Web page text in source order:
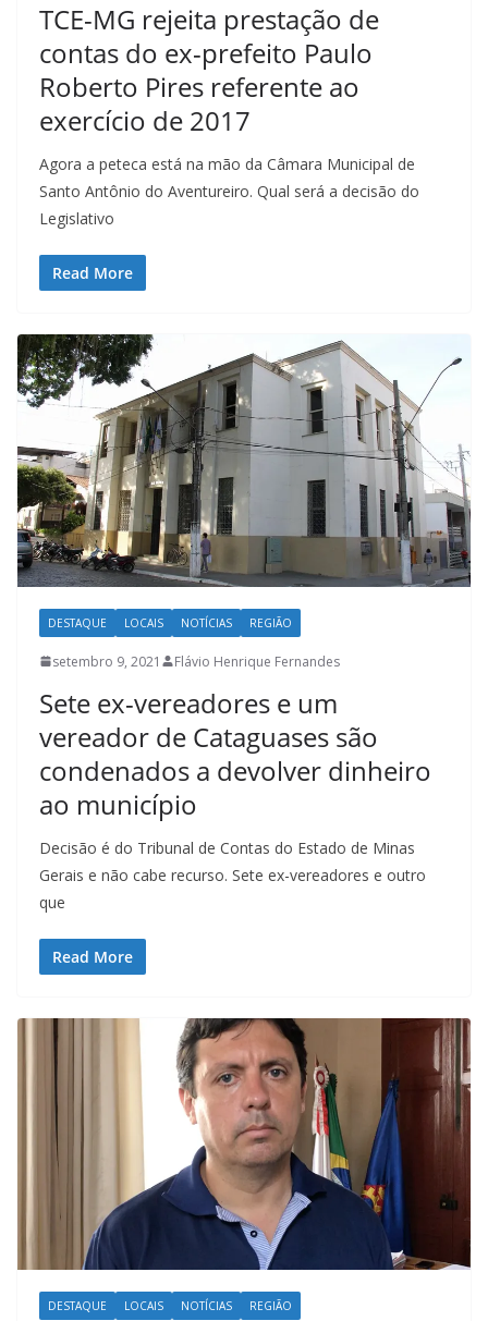
TCE-MG rejeita prestação de
contas do ex-prefeito Paulo
Roberto Pires referente ao
exercício de 2017
Agora a peteca está na mão da Câmara Municipal de
Santo Antônio do Aventureiro. Qual será a decisão do
Legislativo
Read More
DESTAQUE LOCAIS NOTÍCIAS REGIÃO
setembro 9, 2021 Flávio Henrique Fernandes
Sete ex-vereadores e um
vereador de Cataguases são
condenados a devolver dinheiro
ao município
Decisão é do Tribunal de Contas do Estado de Minas
Gerais e não cabe recurso. Sete ex-vereadores e outro
que
Read More
DESTAQUE LOCAIS NOTÍCIAS REGIÃO